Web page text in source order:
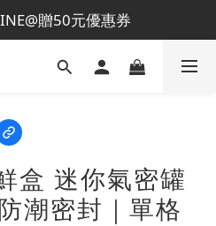
贈50元購物金
贈50元優惠券
即贈50元購物金
盒 迷你氣密罐
潮密封｜單格